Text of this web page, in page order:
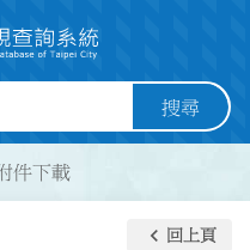
搜尋
件下載
keyboard_arrow_left 回上頁